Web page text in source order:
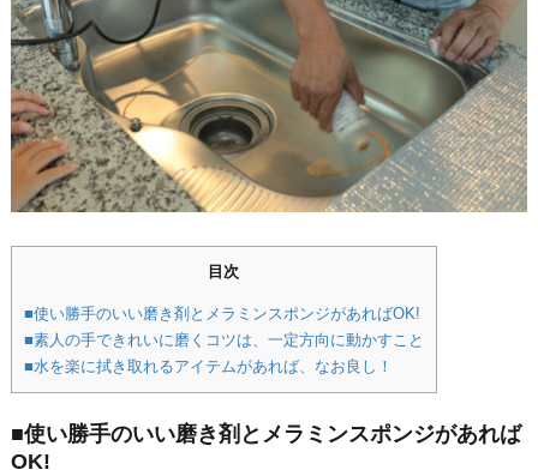
目次
■使い勝手のいい磨き剤とメラミンスポンジがあればOK!
■素人の手できれいに磨くコツは、一定方向に動かすこと
■水を楽に拭き取れるアイテムがあれば、なお良し！
■使い勝手のいい磨き剤とメラミンスポンジがあれば
OK!